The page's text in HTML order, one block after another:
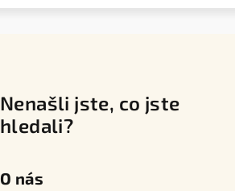
Nenašli jste, co jste
hledali?
O nás